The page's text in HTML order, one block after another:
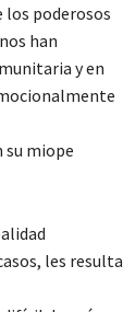
los poderosos
han
y en
su miope
les resulta